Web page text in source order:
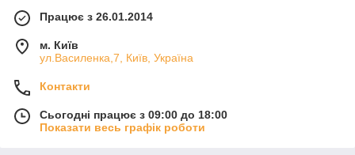
Працює з 26.01.2014
м. Київ
ул.Василенка,7, Київ, Україна
Контакти
Сьогодні працює з 09:00 до 18:00
Показати весь графік роботи